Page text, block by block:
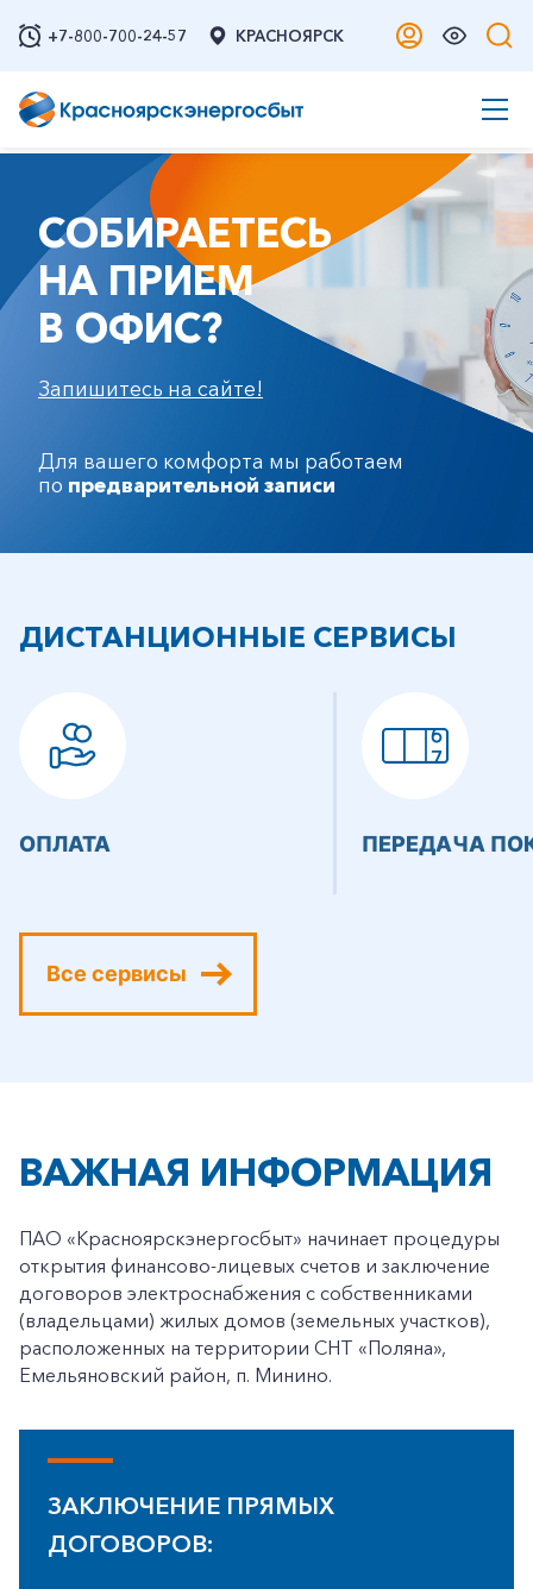
+7-800-700-24-57 КРАСНОЯРСК
СОБИРАЕТЕСЬ
НА ПРИЕМ
В ОФИС?
Запишитесь на сайте!
Для вашего комфорта мы работаем
по предварительной записи
ДИСТАНЦИОННЫЕ СЕРВИСЫ
ОПЛАТА ПЕРЕДАЧА
Все сервисы
ВАЖНАЯ ИНФОРМАЦИЯ
ПАО «Красноярскэнергосбыт» начинает процедуры
открытия финансово-лицевых счетов и заключение
договоров электроснабжения с собственниками
(владельцами) жилых домов (земельных участков),
расположенных на территории СНТ «Поляна»,
Емельяновский район, п. Минино.
ЗАКЛЮЧЕНИЕ ПРЯМЫХ
ДОГОВОРОВ: